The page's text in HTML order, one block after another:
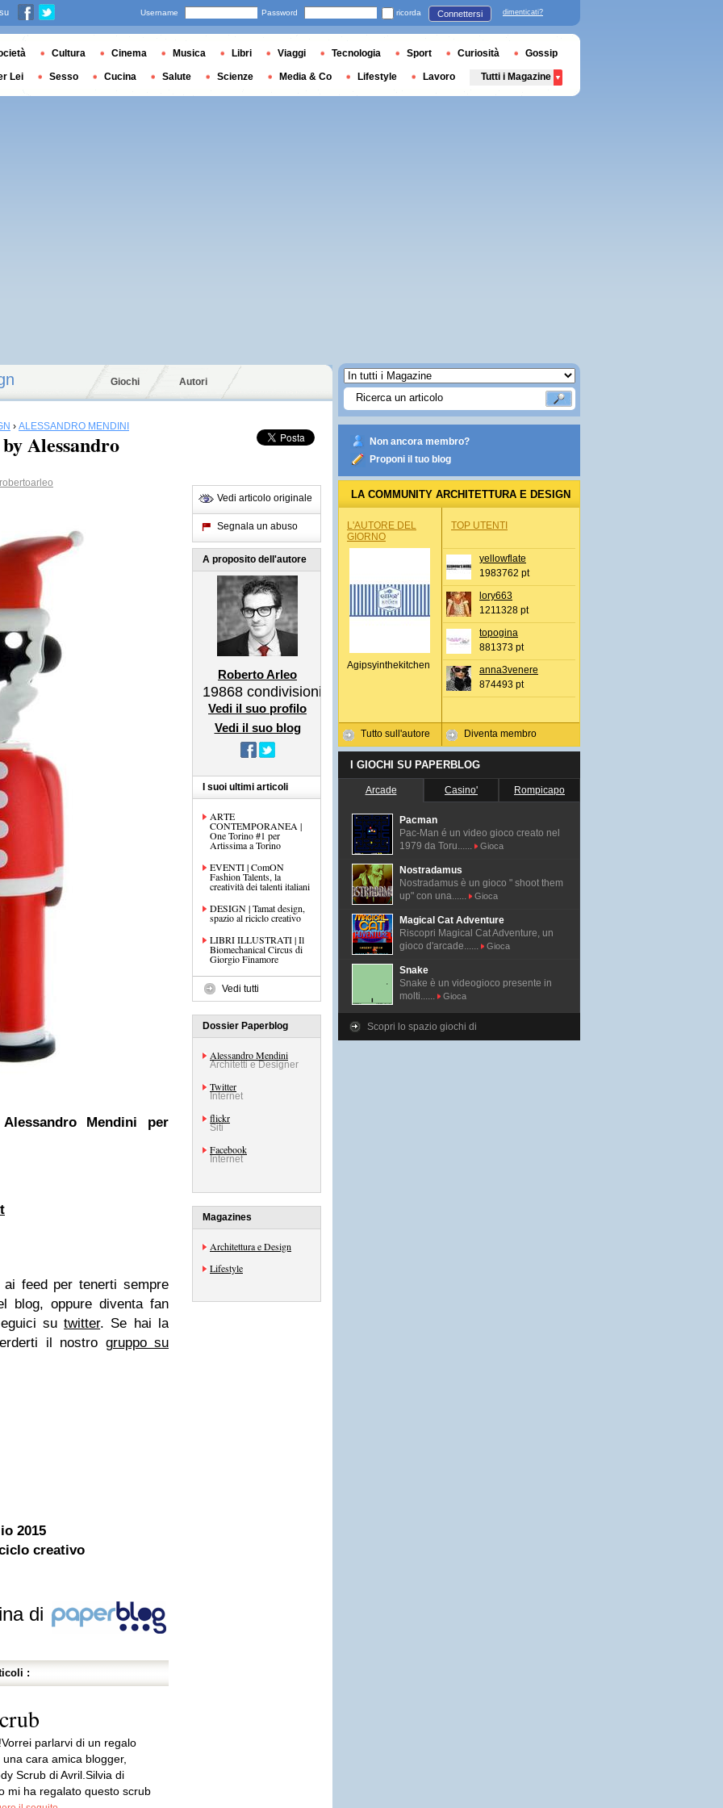
Giochi Autori
› ALESSANDRO MENDINI
Alessandro
Mendini per
feedper tenerti sempre
blog, oppure diventa fan
sutwitter. Se hai la
il nostro gruppo su
2015
creativo
di
:
parlarvi di un regalo
cara amica blogger,
Scrub di Avril.Silvia di
mi ha regalato questo scrub
Vedi articolo originale
Segnala un abuso
A proposito dell'autore
Roberto Arleo
19868 condivisioni
Vedi il suo profilo
Vedi il suo blog
I suoi ultimi articoli
ARTE
CONTEMPORANEA |
One Torino #1 per
Artissima a Torino
EVENTI | ComON
Fashion Talents, la
creatività dei talenti italiani
DESIGN | Tamat design,
spazio al riciclo creativo
LIBRI ILLUSTRATI | Il
Biomechanical Circus di
Giorgio Finamore
Vedi tutti
Dossier Paperblog
Alessandro Mendini
Architetti e Designer
Twitter
Internet
flickr
Siti
Facebook
Internet
Magazines
Architettura e Design
Lifestyle
Non ancora membro?
Proponi il tuo blog
LA COMMUNITY ARCHITETTURA E DESIGN
L'AUTORE DEL
GIORNO
Agipsyinthekitchen
Tutto sull'autore
TOP UTENTI
yellowflate
1983762 pt
lory663
1211328 pt
topogina
881373 pt
anna3venere
874493 pt
Diventa membro
I GIOCHI SU PAPERBLOG
Arcade Casino' Rompicapo
Pacman
Pac-Man é un video gioco creato nel
1979 da Toru......
Gioca
Nostradamus
Nostradamus è un gioco " shoot them
up" con una......
Gioca
Magical Cat Adventure
Riscopri Magical Cat Adventure, un
gioco d'arcade......
Gioca
Snake
Snake è un videogioco presente in
molti......
Gioca
Scopri lo spazio giochi di
Username Password ricorda Connettersi dimenticati?
Cultura Cinema Musica Libri Viaggi Tecnologia Sport Curiosità Gossip
Lei Sesso Cucina Salute Scienze Media & Co Lifestyle Lavoro Tutti i Magazine